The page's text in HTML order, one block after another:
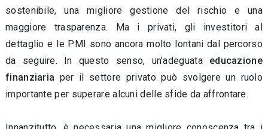
sostenibile, una migliore gestione del rischio e una
maggiore trasparenza. Ma i privati, gli investitori al
dettaglio e le PMI sono ancora molto lontani dal percorso
da seguire. In questo senso, un’adeguata educazione
finanziaria per il settore privato può svolgere un ruolo
importante per superare alcuni delle sfide da affrontare.